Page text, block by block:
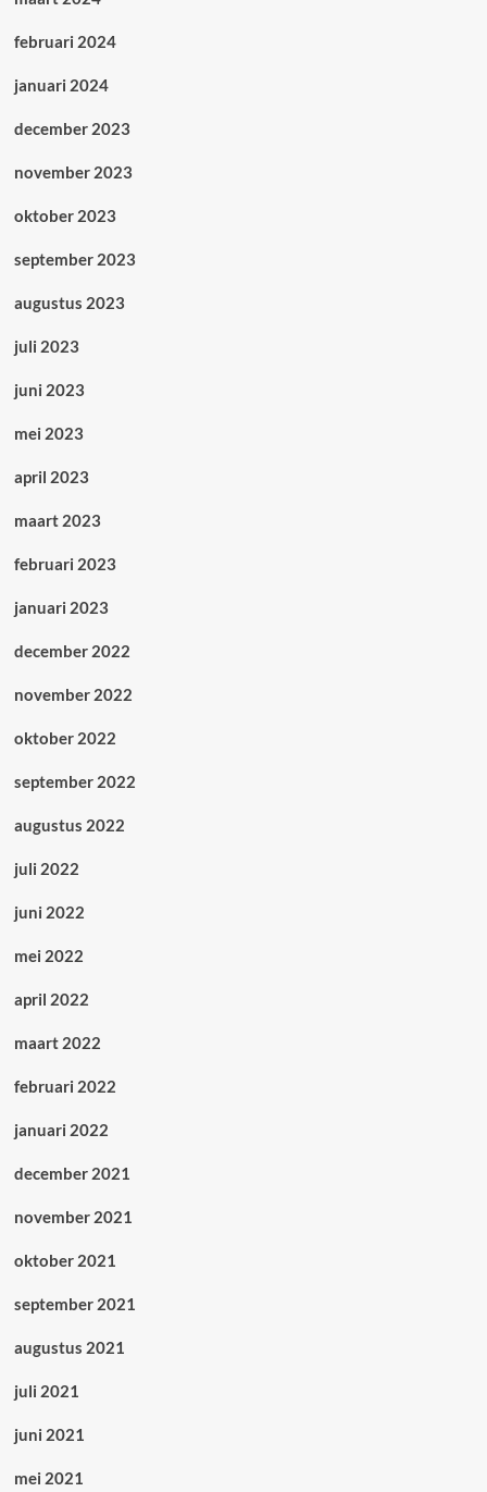
februari 2024
januari 2024
december 2023
november 2023
oktober 2023
september 2023
augustus 2023
juli 2023
juni 2023
mei 2023
april 2023
maart 2023
februari 2023
januari 2023
december 2022
november 2022
oktober 2022
september 2022
augustus 2022
juli 2022
juni 2022
mei 2022
april 2022
maart 2022
februari 2022
januari 2022
december 2021
november 2021
oktober 2021
september 2021
augustus 2021
juli 2021
juni 2021
mei 2021